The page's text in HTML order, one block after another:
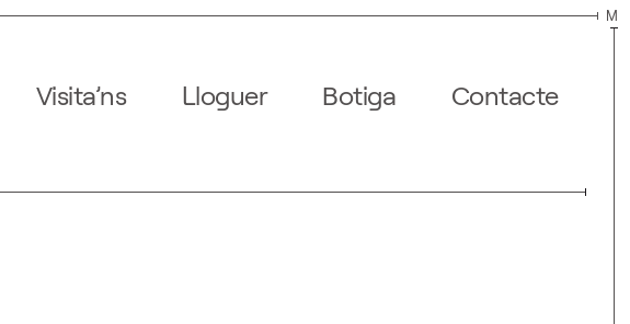
M
Visita’ns Lloguer Botiga Contacte